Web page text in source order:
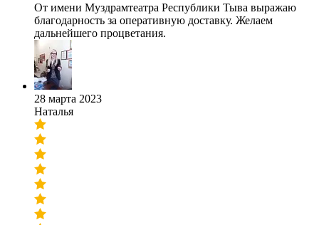
От имени Муздрамтеатра Республики Тыва выражаю
благодарность за оперативную доставку. Желаем
дальнейшего процветания.
28 марта 2023
Наталья